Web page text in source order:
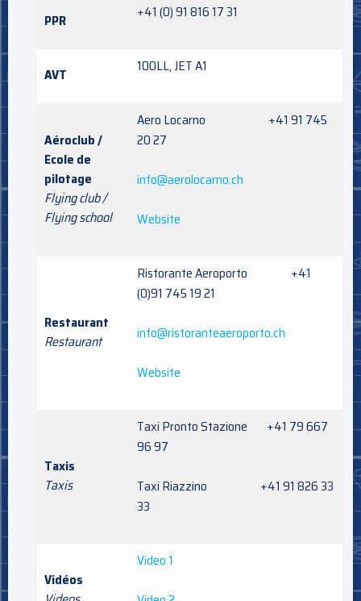
PPR +41 (0) 91 816 17 31
AVT 100LL, JET A1
Aéroclub /
Ecole de
pilotage
Flying club /
Flying school
Aero Locarno +41 91 745
20 27
info@aerolocarno.ch
Website
Restaurant
Restaurant
Ristorante Aeroporto +41
(0)91 745 19 21
info@ristoranteaeroporto.ch
Website
Taxis
Taxis
Taxi Pronto Stazione +41 79 667
96 97
Taxi Riazzino +41 91 826 33
33
Vidéos
Video 1